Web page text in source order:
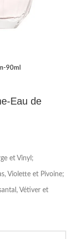
90ml
Eau de
et Vinyl;
Violette et Pivoine;
Vétiver et